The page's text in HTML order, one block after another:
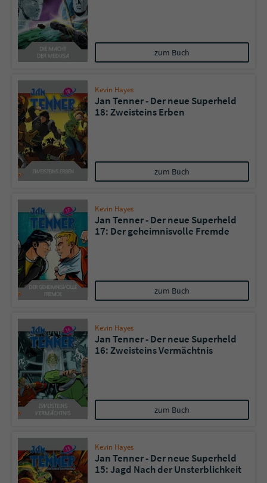
zum Buch
Kevin Hayes
Jan Tenner - Der neue Superheld
18: Zweisteins Erben
zum Buch
Kevin Hayes
Jan Tenner - Der neue Superheld
17: Der geheimnisvolle Fremde
zum Buch
Kevin Hayes
Jan Tenner - Der neue Superheld
16: Zweisteins Vermächtnis
zum Buch
Kevin Hayes
Jan Tenner - Der neue Superheld
15: Jagd Nach der Unsterblichkeit